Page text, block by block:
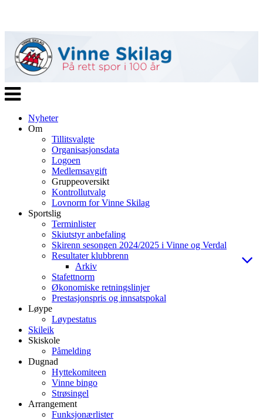
Veksle
navigasjon
Nyheter
Om
Tillitsvalgte
Organisasjonsdata
Logoen
Medlemsavgift
Gruppeoversikt
Kontrollutvalg
Lovnorm for Vinne Skilag
Sportslig
Terminlister
Skiutstyr anbefaling
Skirenn sesongen 2024/2025 i Vinne og Verdal
Resultater klubbrenn
Arkiv
Stafettnorm
Økonomiske retningslinjer
Prestasjonspris og innsatspokal
Løype
Løypestatus
Skileik
Skiskole
Påmelding
Dugnad
Hyttekomiteen
Vinne bingo
Strøsingel
Arrangement
Funksjonærlister